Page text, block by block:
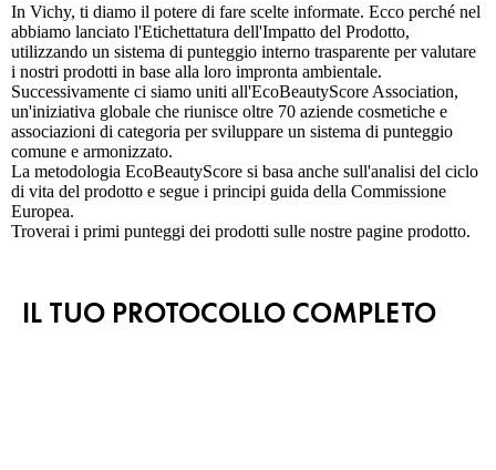
In Vichy, ti diamo il potere di fare scelte informate. Ecco perché nel
abbiamo lanciato l'Etichettatura dell'Impatto del Prodotto,
utilizzando un sistema di punteggio interno trasparente per valutare
i nostri prodotti in base alla loro impronta ambientale.
Successivamente ci siamo uniti all'EcoBeautyScore Association,
un'iniziativa globale che riunisce oltre 70 aziende cosmetiche e
associazioni di categoria per sviluppare un sistema di punteggio
comune e armonizzato.
La metodologia EcoBeautyScore si basa anche sull'analisi del ciclo
di vita del prodotto e segue i principi guida della Commissione
Europea.
Troverai i primi punteggi dei prodotti sulle nostre pagine prodotto.
IL TUO PROTOCOLLO COMPLETO